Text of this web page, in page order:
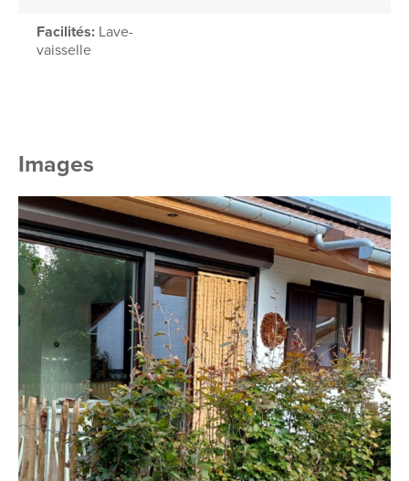
Facilités: Lave-
vaisselle
Images